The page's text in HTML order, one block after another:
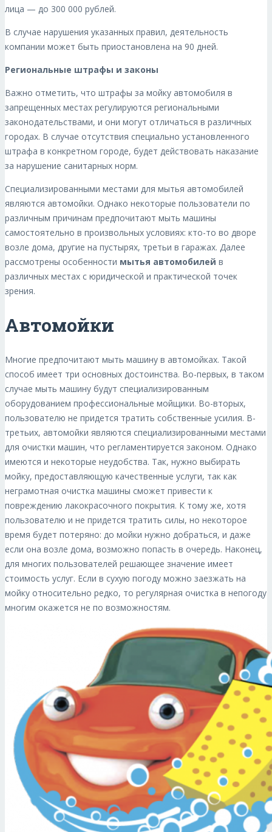
лица — до 300 000 рублей.
В случае нарушения указанных правил, деятельность
компании может быть приостановлена на 90 дней.
Региональные штрафы и законы
Важно отметить, что штрафы за мойку автомобиля в
запрещенных местах регулируются региональными
законодательствами, и они могут отличаться в различных
городах. В случае отсутствия специально установленного
штрафа в конкретном городе, будет действовать наказание
за нарушение санитарных норм.
Специализированными местами для мытья автомобилей
являются автомойки. Однако некоторые пользователи по
различным причинам предпочитают мыть машины
самостоятельно в произвольных условиях: кто-то во дворе
возле дома, другие на пустырях, третьи в гаражах. Далее
рассмотрены особенности мытья автомобилей в
различных местах с юридической и практической точек
зрения.
Автомойки
Многие предпочитают мыть машину в автомойках. Такой
способ имеет три основных достоинства. Во-первых, в таком
случае мыть машину будут специализированным
оборудованием профессиональные мойщики. Во-вторых,
пользователю не придется тратить собственные усилия. В-
третьих, автомойки являются специализированными местами
для очистки машин, что регламентируется законом. Однако
имеются и некоторые неудобства. Так, нужно выбирать
мойку, предоставляющую качественные услуги, так как
неграмотная очистка машины сможет привести к
повреждению лакокрасочного покрытия. К тому же, хотя
пользователю и не придется тратить силы, но некоторое
время будет потеряно: до мойки нужно добраться, и даже
если она возле дома, возможно попасть в очередь. Наконец,
для многих пользователей решающее значение имеет
стоимость услуг. Если в сухую погоду можно заезжать на
мойку относительно редко, то регулярная очистка в непогоду
многим окажется не по возможностям.